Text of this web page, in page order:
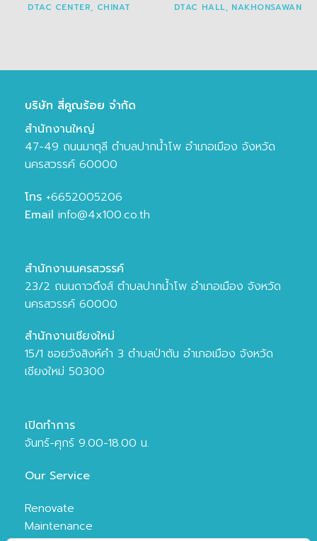
DTAC CENTER, CHINAT DTAC HALL, NAKHONSAWAN
บริษัท สี่คูณร้อย จำกัด
สำนักงานใหญ่
47-49 ถนนมาตุลี ตำบลปากน้ำโพ อำเภอเมือง จังหวัด
นครสวรรค์ 60000
โทร +6652005206
Email info@4x100.co.th
สำนักงานนครสวรรค์
23/2 ถนนดาวดึงส์ ตำบลปากน้ำโพ อำเภอเมือง จังหวัด
นครสวรรค์ 60000
สำนักงานเชียงใหม่
15/1 ซอยวังสิงห์คำ 3 ตำบลป่าตัน อำเภอเมือง จังหวัด
เชียงใหม่ 50300
เปิดทำการ
จันทร์-ศุกร์ 9.00-18.00 น.
Our Service
Renovate
Maintenance